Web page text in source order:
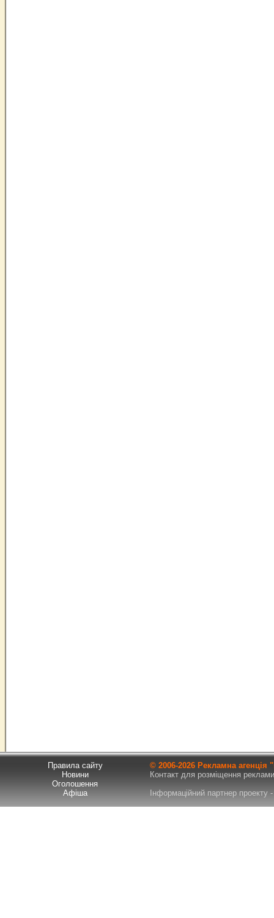
Правила сайту
Новини
Оголошення
Афіша
© 2006-2026 Рекламна
Контакт для розміщення
Інформаційний партнер проекту